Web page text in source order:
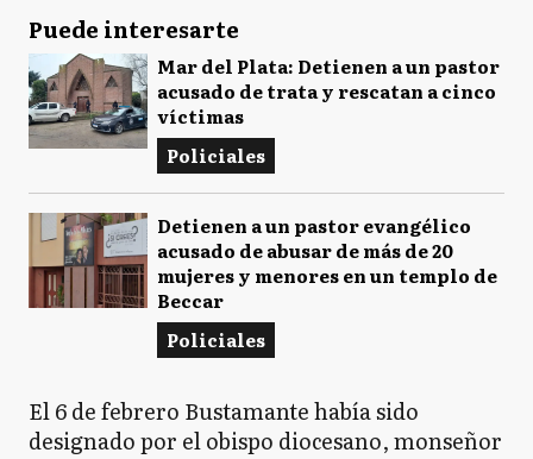
Puede interesarte
Mar del Plata: Detienen a un pastor
acusado de trata y rescatan a cinco
víctimas
Policiales
Detienen a un pastor evangélico
acusado de abusar de más de 20
mujeres y menores en un templo de
Beccar
Policiales
El 6 de febrero Bustamante había sido
designado por el obispo diocesano, monseñor